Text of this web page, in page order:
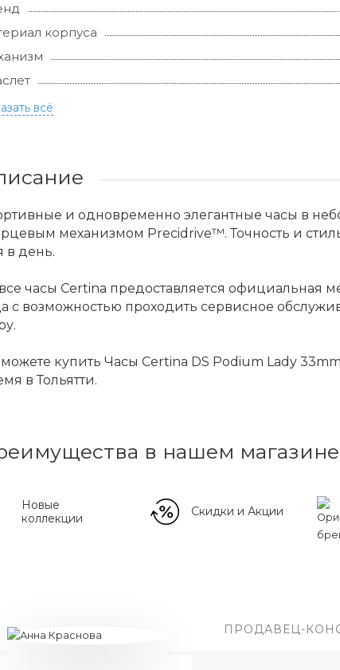
корпуса
всё
и одновременно элегантные часы в
механизмом Precidrive™. Точность и
в день.
часы Certina предоставляется официальная
с возможностью проходить сервисное
купить Часы Certina DS Podium Lady
в Тольятти.
в нашем магазине
Новые
коллекции
Скидки и Акции
ПРОДАВЕЦ-